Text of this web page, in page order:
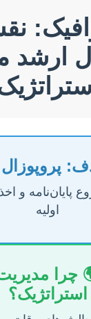
ارشد
پایان‌نامه و اخذ
اولیه
چرا
استراتژیک؟